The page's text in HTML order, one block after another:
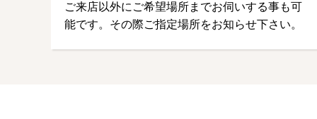
ご来店以外にご希望場所までお伺いする事も可
能です。その際ご指定場所をお知らせ下さい。